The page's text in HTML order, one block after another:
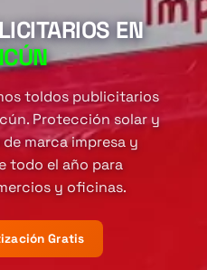
EN
toldos publicitarios
Protección solar y
marca impresa y
todo el año para
y oficinas.
Gratis